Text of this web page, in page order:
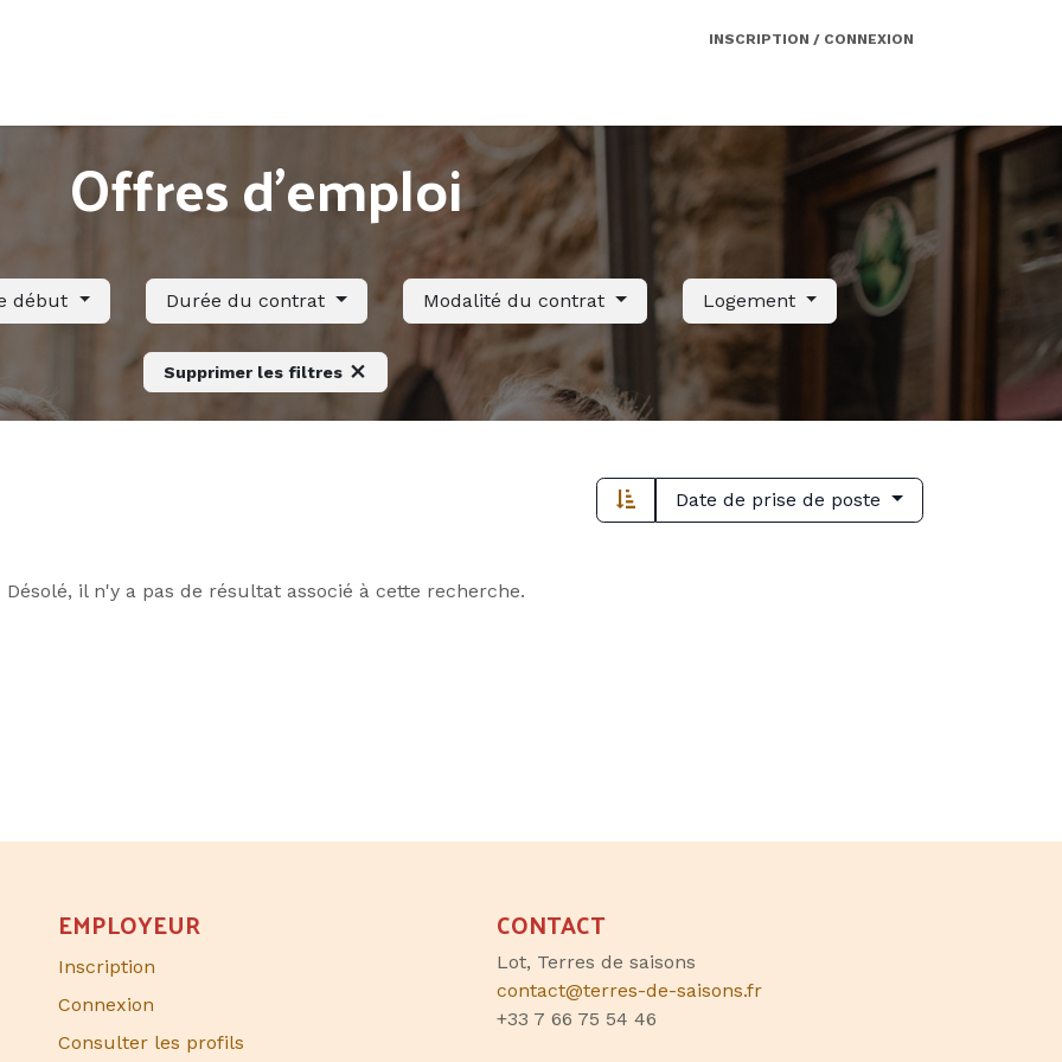
INSCRIPTION / CONNEXION
Offres d'emploi
début Durée du contrat Modalité du contrat Logement
Supprimer les filtres
Date de prise de poste
Désolé, il n'y a pas de résultat associé à cette recherche.
CONTACT
Lot, Terres de saisons
contact@terres-de-saisons.fr
+33 7 66 75 54 46
EMPLOYEUR
Inscription
Connexion
Consulter les profils